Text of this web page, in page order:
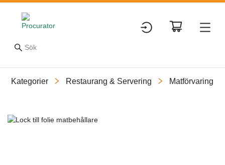
Kategorier Restaurang & Servering Matförvaring
Slide 1 of 1